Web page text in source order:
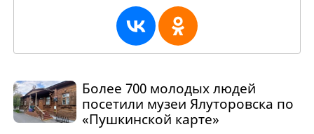
Более 700 молодых людей
посетили музеи Ялуторовска по
«Пушкинской карте»